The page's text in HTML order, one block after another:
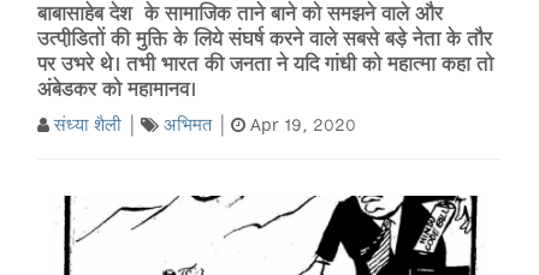
बाबासाहेब देश के सामाजिक ताने बाने को समझने वाले और
उत्पीडि़तों की मुक्ति के लिये संघर्ष करने वाले सबसे बड़े नेता के तौर
पर उभरे थे। तभी भारत की जनता ने यदि गांधी को महात्मा कहा तो
अंबेडकर को महामानव।
संध्या शैली अभिमत Apr 19, 2020